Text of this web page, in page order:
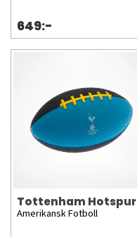
649:-
Tottenham Hotspur
Amerikansk Fotboll